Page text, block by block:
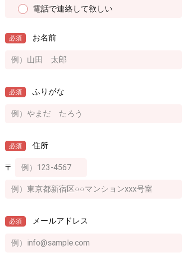
電話で連絡して欲しい
必須 お名前
必須 ふりがな
必須 住所
〒
必須 メールアドレス